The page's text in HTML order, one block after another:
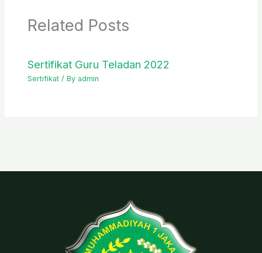
Related Posts
Sertifikat Guru Teladan 2022
Sertifikat / By admin